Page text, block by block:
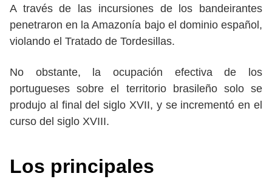
A través de las incursiones de los bandeirantes
penetraron en la Amazonía bajo el dominio español,
violando el Tratado de Tordesillas.
No obstante, la ocupación efectiva de los
portugueses sobre el territorio brasileño solo se
produjo al final del siglo XVII, y se incrementó en el
curso del siglo XVIII.
Los principales